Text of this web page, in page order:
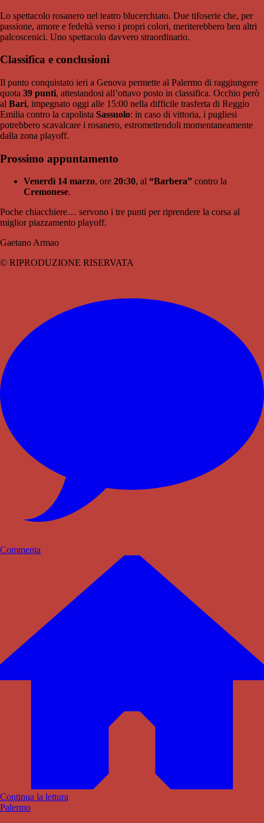
Lo spettacolo rosanero nel teatro blucerchiato. Due tifoserie che, per
passione, amore e fedeltà verso i propri colori, meriterebbero ben altri
palcoscenici. Uno spettacolo davvero straordinario.
Classifica e conclusioni
Il punto conquistato ieri a Genova permette al Palermo di raggiungere
quota 39 punti, attestandosi all’ottavo posto in classifica. Occhio però
al Bari, impegnato oggi alle 15:00 nella difficile trasferta di Reggio
Emilia contro la capolista Sassuolo: in caso di vittoria, i pugliesi
potrebbero scavalcare i rosanero, estromettendoli momentaneamente
dalla zona playoff.
Prossimo appuntamento
Venerdì 14 marzo, ore 20:30, al “Barbera” contro la
Cremonese.
Poche chiacchiere… servono i tre punti per riprendere la corsa al
miglior piazzamento playoff.
Gaetano Armao
© RIPRODUZIONE RISERVATA
Commenta
Continua la lettura
Palermo